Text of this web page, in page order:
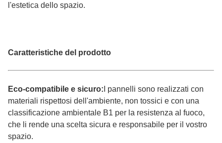
l'estetica dello spazio.
Caratteristiche del prodotto
Eco-compatibile e sicuro:I pannelli sono realizzati con
materiali rispettosi dell'ambiente, non tossici e con una
classificazione ambientale B1 per la resistenza al fuoco,
che li rende una scelta sicura e responsabile per il vostro
spazio.